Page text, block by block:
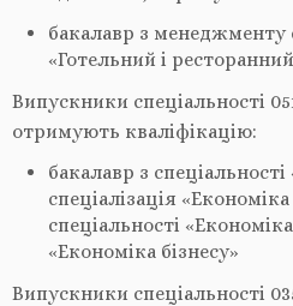
бакалавр з менеджменту
«Готельний і
Випускники спеціальності
отримують кваліфікацію:
бакалавр з
спеціалізація
спеціальності
«Економіка бізнесу»
Випускники спеціальності